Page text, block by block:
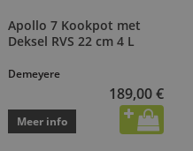
Apollo 7 Kookpot met
Deksel RVS 22 cm 4 L
Demeyere
189,00 €
Meer info